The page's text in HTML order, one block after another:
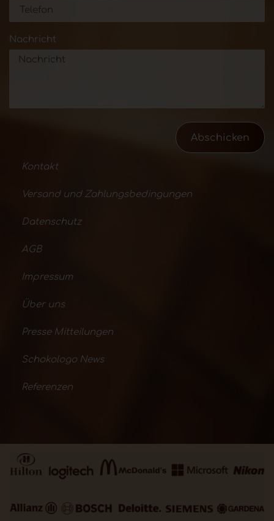
Nachricht
Abschicken
Kontakt
Versand und Zahlungsbedingungen
Datenschutz
AGB
Impressum
Über uns
Presse Mitteilungen
Schokologo News
Referenzen